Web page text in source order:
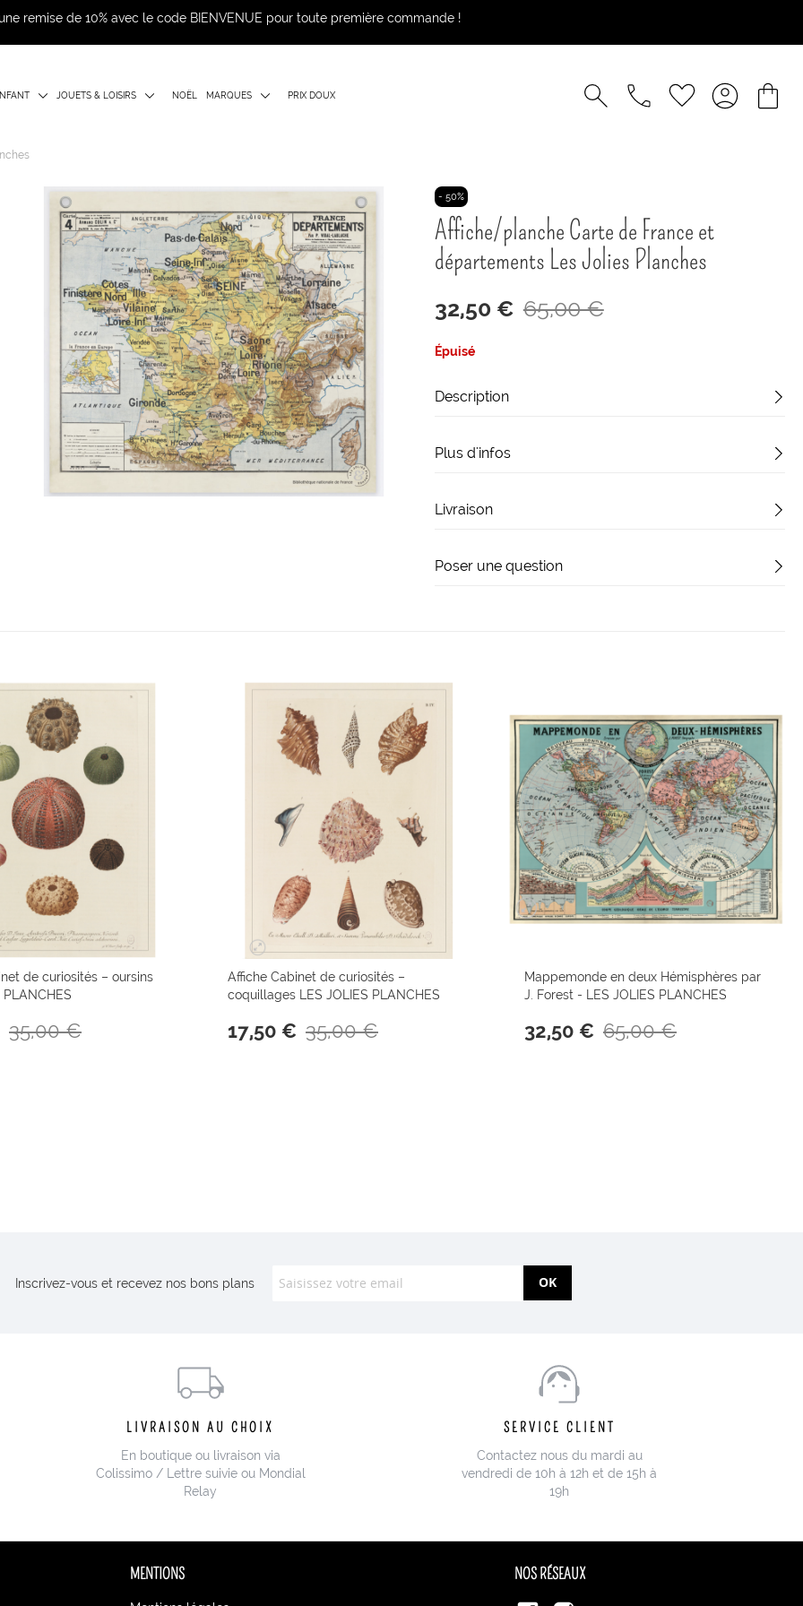
remise de 10% avec le code BIENVENUE pour toute première commande !
JOUETS & LOISIRS NOËL MARQUES PRIX DOUX
- 50%
Affiche/planche Carte de France et
départements Les Jolies Planches
32,50 € 65,00 €
Épuisé
Description
Plus d'infos
Livraison
Poser une question
de curiosités – oursins
PLANCHES
35,00 €
Affiche Cabinet de curiosités –
coquillages LES JOLIES PLANCHES
17,50 € 35,00 €
Mappemonde en deux Hémisphères par
J. Forest - LES JOLIES PLANCHES
32,50 € 65,00 €
Inscrivez-vous et recevez nos bons plans OK
LIVRAISON AU CHOIX
En boutique ou livraison via
Colissimo / Lettre suivie ou Mondial
Relay
SERVICE CLIENT
Contactez nous du mardi au
vendredi de 10h à 12h et de 15h à
19h
MENTIONS NOS RÉSEAUX